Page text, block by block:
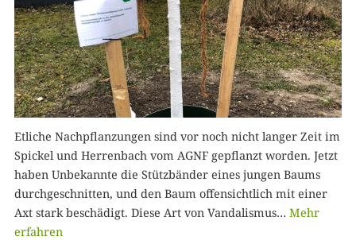
Etliche Nachpflanzungen sind vor noch nicht langer Zeit im
Spickel und Herrenbach vom AGNF gepflanzt worden. Jetzt
haben Unbekannte die Stützbänder eines jungen Baums
durchgeschnitten, und den Baum offensichtlich mit einer
Axt stark beschädigt. Diese Art von Vandalismus… Mehr
erfahren